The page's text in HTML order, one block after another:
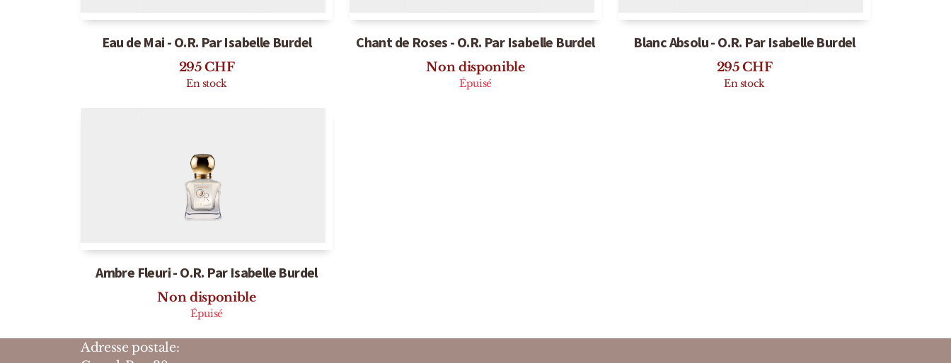
Eau de Mai - O.R. Par Isabelle Burdel
295CHF
En stock
Chant de Roses - O.R. Par Isabelle Burdel
Non disponible
Épuisé
Blanc Absolu - O.R. Par Isabelle Burdel
295CHF
En stock
Ambre Fleuri - O.R. Par Isabelle Burdel
Non disponible
Épuisé
Adresse postale: